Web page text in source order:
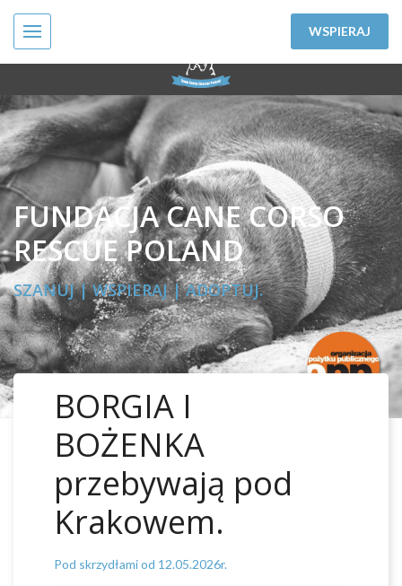
WSPIERAJ
FUNDACJA CANE CORSO
RESCUE POLAND
SZANUJ | WSPIERAJ | ADOPTUJ.
BORGIA I
BOŻENKA
przebywają pod
Krakowem.
Pod skrzydłami od 12.05.2026r.